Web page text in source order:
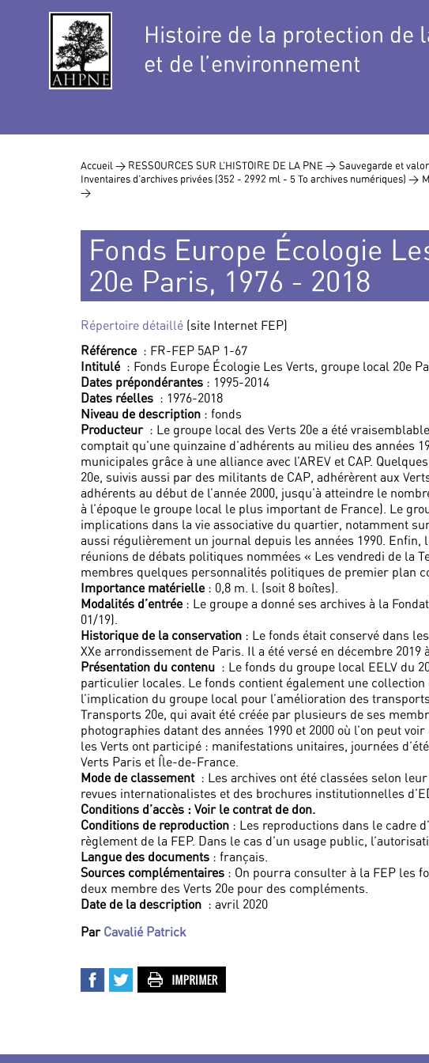
Histoire de la protection de
et de l’environnement
Accueil > RESSOURCES SUR L’HISTOIRE DE LA PNE > Sauvegarde et
Inventaires d’archives privées (352 - 2992 ml - 5 To archives numériques) >
>
Fonds Europe Écologie
20e Paris, 1976 - 2018
Répertoire détaillé (site Internet FEP)
Référence : FR-FEP 5AP 1-67
Intitulé : Fonds Europe Écologie Les Verts, groupe local 20e
Dates prépondérantes : 1995-2014
Dates réelles : 1976-2018
Niveau de description : fonds
Producteur : Le groupe local des Verts 20e a été
comptait qu’une quinzaine d’adhérents au milieu des années
municipales grâce à une alliance avec l’AREV et CAP.
20e, suivis aussi par des militants de CAP, adhérèrent aux
adhérents au début de l’année 2000, jusqu’à atteindre le
à l’époque le groupe local le plus important de France). Le
implications dans la vie associative du quartier, notamment
aussi régulièrement un journal depuis les années 1990.
réunions de débats politiques nommées « Les vendredi de la
membres quelques personnalités politiques de premier plan
Importance matérielle: 0,8 m. l. (soit 8 boîtes).
Modalités d’entrée: Le groupe a donné ses archives à la
01/19).
Historique de la conservation : Le fonds était conservé dans
XXe arrondissement de Paris. Il a été versé en décembre 2019
Présentation du contenu : Le fonds du groupe local EELV du
particulier locales. Le fonds contient également une
l’implication du groupe local pour l’amélioration des
Transports 20e, qui avait été créée par plusieurs de ses
photographies datant des années 1990 et 2000 où l’on peut
les Verts ont participé : manifestations unitaires, journées
Verts Paris et Île-de-France.
Mode de classement : Les archives ont été classées selon
revues internationalistes et des brochures institutionnelles
Conditions d’accès : Voir le contrat de don.
Conditions de reproduction : Les reproductions dans le cadre
règlement de la FEP. Dans le cas d’un usage public,
Langue des documents : français.
Sources complémentaires : On pourra consulter à la FEP les
deux membre des Verts 20e pour des compléments.
Date de la description : avril 2020
Par Cavalié Patrick